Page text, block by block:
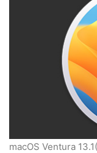
macOS Ventura